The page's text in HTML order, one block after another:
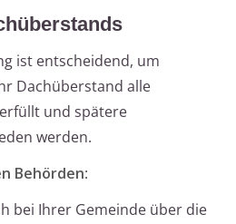
ist entscheidend, um
Dachüberstand alle
und spätere
werden.
Behörden:
bei Ihrer Gemeinde über die